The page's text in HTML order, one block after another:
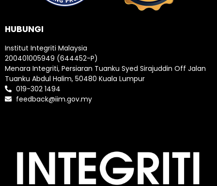
HUBUNGI
Institut Integriti Malaysia
200401005949 (644452-P)
Menara Integriti, Persiaran Tuanku Syed Sirajuddin Off Jalan
Tuanku Abdul Halim, 50480 Kuala Lumpur
019-302 1494
feedback@iim.gov.my